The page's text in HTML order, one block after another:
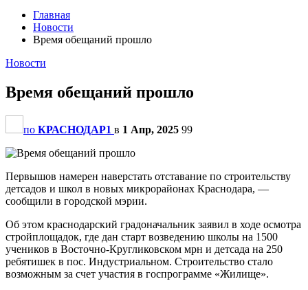
Главная
Новости
Время обещаний прошло
Новости
Время обещаний прошло
по КРАСНОДАР1 в 1 Апр, 2025 99
Первышов намерен наверстать отставание по строительству
детсадов и школ в новых микрорайонах Краснодара, —
сообщили в городской мэрии.
Об этом краснодарский градоначальник заявил в ходе осмотра
стройплощадок, где дан старт возведению школы на 1500
учеников в Восточно-Кругликовском мрн и детсада на 250
ребятишек в пос. Индустриальном. Строительство стало
возможным за счет участия в госпрограмме «Жилище».